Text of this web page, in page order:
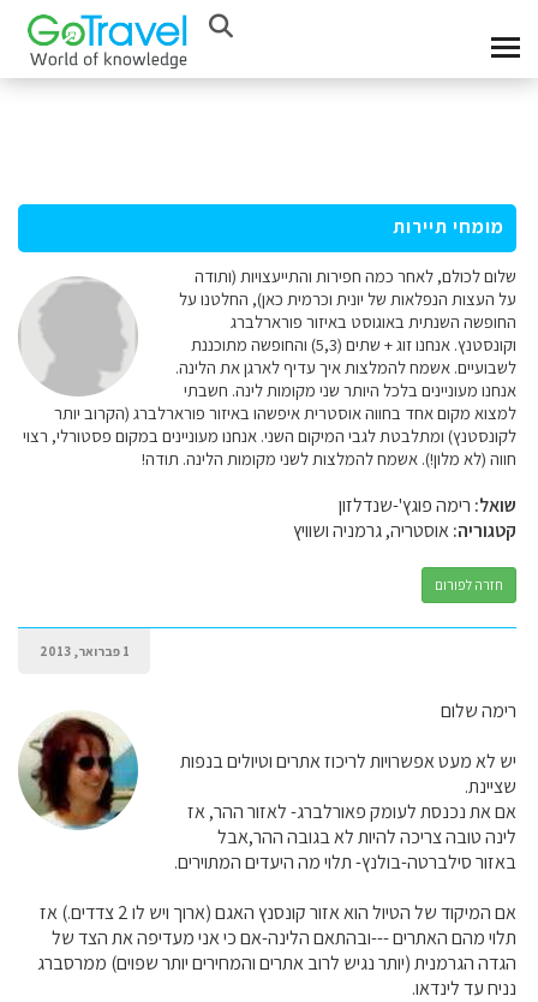
מומחי תיירות
שלום לכולם, לאחר כמה חפירות והתייעצויות (ותודה
על העצות הנפלאות של יונית וכרמית כאן), החלטנו על
החופשה השנתית באוגוסט באיזור פורארלברג
וקונסטנץ. אנחנו זוג + שתים (5,3) והחופשה מתוכננת
לשבועיים. אשמח להמלצות איך עדיף לארגן את הלינה.
אנחנו מעוניינים בלכל היותר שני מקומות לינה. חשבתי
למצוא מקום אחד בחווה אוסטרית איפשהו באיזור פורארלברג (הקרוב יותר
לקונסטנץ) ומתלבטת לגבי המיקום השני. אנחנו מעוניינים במקום פסטורלי, רצוי
חווה (לא מלון!). אשמח להמלצות לשני מקומות הלינה. תודה!
שואל: רימה פוגץ'-שנדלזון
קטגוריה:אוסטריה, גרמניה ושוויץ
חזרה לפורום
1 פברואר, 2013
רימה שלום
יש לא מעט אפשרויות לריכוז אתרים וטיולים בנפות
שציינת.
אם את נכנסת לעומק פאורלברג- לאזור ההר, אז
לינה טובה צריכה להיות לא בגובה ההר,אבל
באזור סילברטה-בולנץ- תלוי מה היעדים המתוירים.
אם המיקוד של הטיול הוא אזור קונסנץ האגם (ארוך ויש לו 2 צדדים.) אז
תלוי מהם האתרים ---ובהתאם הלינה-אם כי אני מעדיפה את הצד של
הגדה הגרמנית (יותר נגיש לרוב אתרים והמחירים יותר שפוים) ממרסברג
נניח עד לינדאו.